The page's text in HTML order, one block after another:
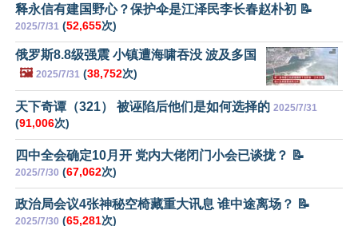
释永信有建国野心？保护伞是江泽民李长春赵朴初 📝
2025/7/31 (52,655次)
俄罗斯8.8级强震 小镇遭海啸吞没 波及多国
🖼️ 2025/7/31 (38,752次)
天下奇谭（321） 被诬陷后他们是如何选择的 2025/7/31
(91,006次)
四中全会确定10月开 党内大佬闭门小会已谈拢？ 📝
2025/7/30 (67,062次)
政治局会议4张神秘空椅藏重大讯息 谁中途离场？ 📝
2025/7/30 (65,281次)